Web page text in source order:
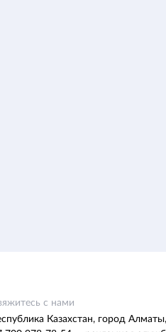
с нами
Казахстан, город